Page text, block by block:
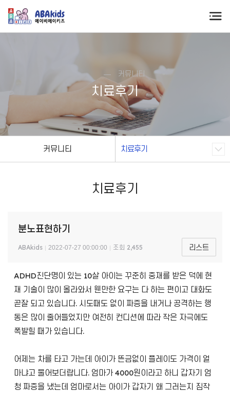
커뮤니티
치료후기
커뮤니티 치료후기
치료후기
분노표현하기
ABAkids 2022-07-27 00:00:00 조회 2,455 리스트
ADHD진단명이 있는 10살 아이는 꾸준히 중재를 받은 덕에 현
재 기술이 많이 올라와서 웬만한 요구는 다 하는 편이고 대화도
곧잘 되고 있습니다. 시도때도 없이 짜증을 내거나 공격하는 행
동은 많이 줄어들었지만 여전히 컨디션에 따라 작은 자극에도
폭발힐 때가 있습니다.
어제는 차를 타고 가는데 아이가 뜬금없이 플레이도 가격이 얼
마냐고 물어보더랍니다. 엄마가 4000원이라고 하니 갑자기 엄
청 짜증을 냈는데 엄마로서는 아이가 갑자기 왜 그러는지 짐작